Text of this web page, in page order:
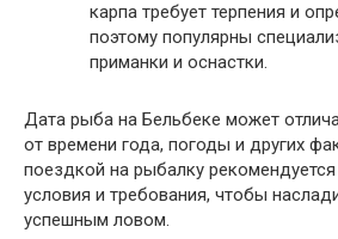
карпа требует терпения и
поэтому популярны
приманки и оснастки.
Дата рыба на Бельбеке может
от времени года, погоды и других
поездкой на рыбалку рекомендуется
условия и требования, чтобы
успешным ловом.